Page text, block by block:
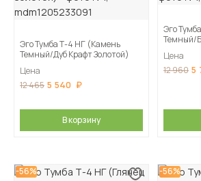
Эго Тумба Т-4 НГ (Камень
Темный/Дуб Крафт Золотой)
Цена
12 465 5 540
В корзину
Эго
Темный/
Цена
12 960 5
-56% -56%